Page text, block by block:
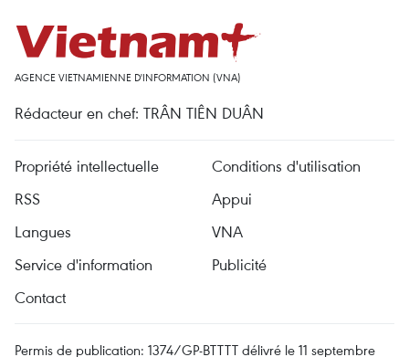
AGENCE VIETNAMIENNE D'INFORMATION (VNA)
Rédacteur en chef: TRÂN TIÊN DUÂN
Propriété intellectuelle
Conditions d'utilisation
RSS
Appui
Langues
VNA
Service d'information
Publicité
Contact
Permis de publication: 1374/GP-BTTTT délivré le 11 septembre